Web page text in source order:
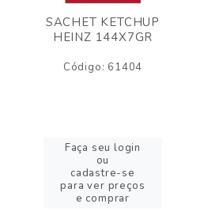
SACHET KETCHUP
HEINZ 144X7GR
Código: 61404
Faça seu login
ou
cadastre-se
para ver preços
e comprar